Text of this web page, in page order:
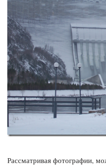
Рассматривая фотографии,